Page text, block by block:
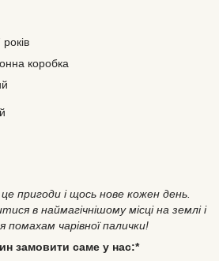
років
коробка
пригоди і щось нове кожен день.
в наймагічнішому місці на землі і
чарівної палички!
замовити саме у нас:*